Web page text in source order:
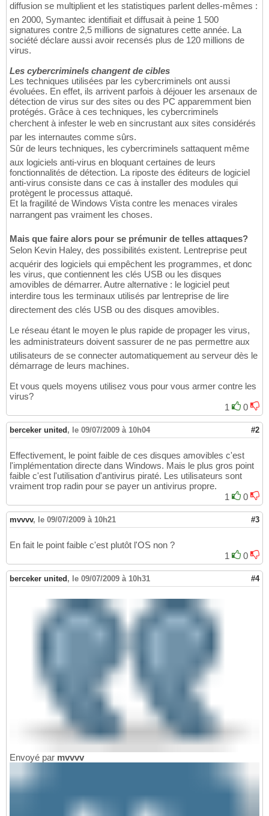
diffusion se multiplient et les statistiques parlent delles-mêmes :
en 2000, Symantec identifiait et diffusait à peine 1 500
signatures contre 2,5 millions de signatures cette année. La
société déclare aussi avoir recensés plus de 120 millions de
virus.
Les cybercriminels changent de cibles
Les techniques utilisées par les cybercriminels ont aussi
évoluées. En effet, ils arrivent parfois à déjouer les arsenaux de
détection de virus sur des sites ou des PC apparemment bien
protégés. Grâce à ces techniques, les cybercriminels
cherchent à infester le web en sincrustant aux sites considérés
par les internautes comme sûrs.
Sûr de leurs techniques, les cybercriminels sattaquent même
aux logiciels anti-virus en bloquant certaines de leurs
fonctionnalités de détection. La riposte des éditeurs de logiciel
anti-virus consiste dans ce cas à installer des modules qui
protègent le processus attaqué.
Et la fragilité de Windows Vista contre les menaces virales
narrangent pas vraiment les choses.
Mais que faire alors pour se prémunir de telles attaques?
Selon Kevin Haley, des possibilités existent. Lentreprise peut
acquérir des logiciels qui empêchent les programmes, et donc
les virus, que contiennent les clés USB ou les disques
amovibles de démarrer. Autre alternative : le logiciel peut
interdire tous les terminaux utilisés par lentreprise de lire
directement des clés USB ou des disques amovibles.
Le réseau étant le moyen le plus rapide de propager les virus,
les administrateurs doivent sassurer de ne pas permettre aux
utilisateurs de se connecter automatiquement au serveur dès le
démarrage de leurs machines.
Et vous quels moyens utilisez vous pour vous armer contre les
virus?
1
0
berceker united , le 09/07/2009 à 10h04 #2
Effectivement, le point faible de ces disques amovibles c'est
l'implémentation directe dans Windows. Mais le plus gros point
faible c'est l'utilisation d'antivirus piraté. Les utilisateurs sont
vraiment trop radin pour se payer un antivirus propre.
1
0
mvvvv, le 09/07/2009 à 10h21 #3
En fait le point faible c'est plutôt l'OS non ?
1
0
berceker united , le 09/07/2009 à 10h31 #4
Envoyé par mvvvv